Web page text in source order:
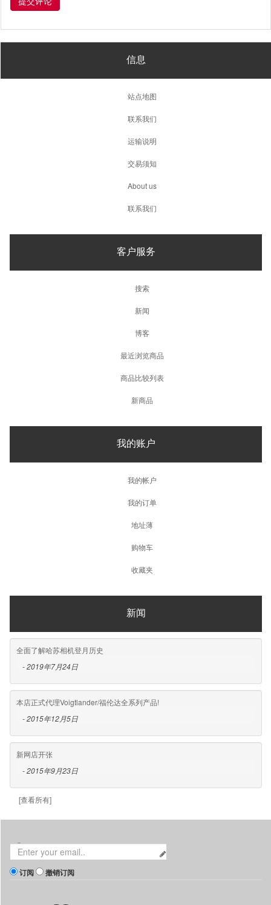
信息
站点地图
联系我们
运输说明
交易须知
About us
联系我们
客户服务
搜索
新闻
博客
最近浏览商品
商品比较列表
新商品
我的账户
我的帐户
我的订单
地址薄
购物车
收藏夹
新闻
全面了解哈苏相机登月历史
- 2019年7月24日
本店正式代理Voigtlander/福伦达全系列产品!
- 2015年12月5日
新网店开张
- 2015年9月23日
[查看所有]
订阅 撤销订阅